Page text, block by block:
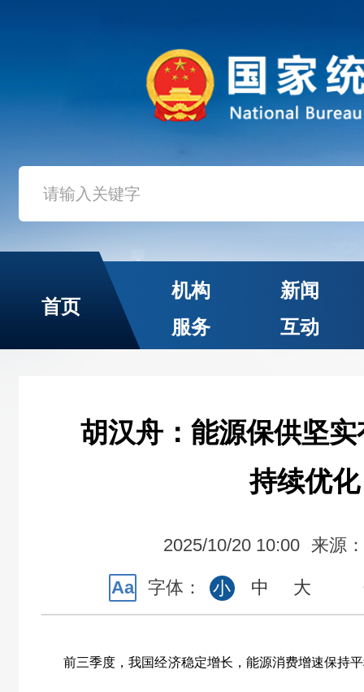
首页
机构
新闻
服务
互动
胡汉舟：能源保供坚
持续优化
2025/10/20 10:00 来源
Aa 字体： 小 中 大
前三季度，我国经济稳定增长，能源消费增速保持平